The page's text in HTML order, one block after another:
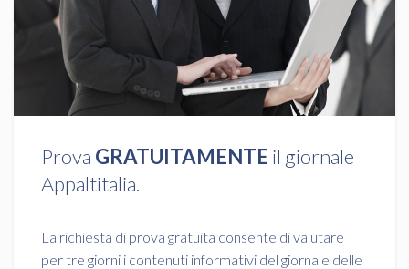
Prova GRATUITAMENTE il giornale
Appaltitalia.
La richiesta di prova gratuita consente di valutare
per tre giorni i contenuti informativi del giornale delle